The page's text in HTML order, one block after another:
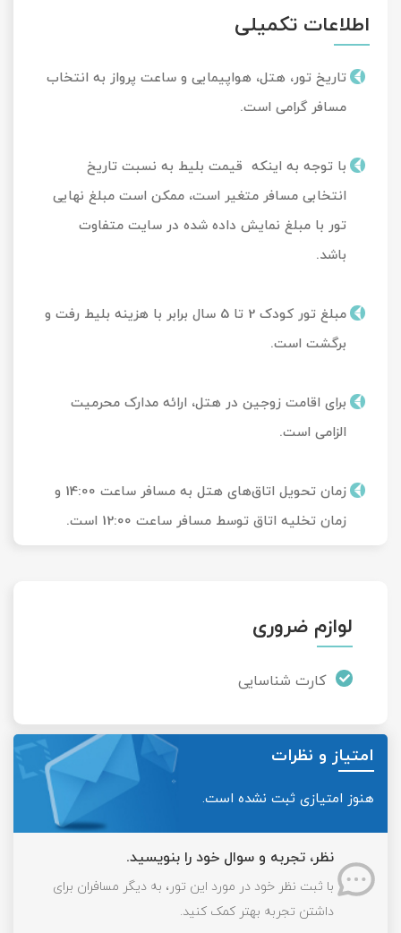
اطلاعات تکمیلی
تاریخ تور، هتل، هواپیمایی و ساعت پرواز به انتخاب
مسافر گرامی است.
با توجه به اینکه قیمت بلیط به نسبت تاریخ
انتخابی مسافر متغیر است، ممکن است مبلغ نهایی
تور با مبلغ نمایش داده شده در سایت متفاوت
باشد.
مبلغ تور کودک 2 تا 5 سال برابر با هزینه بلیط رفت و
برگشت است.
برای اقامت زوجین در هتل، ارائه مدارک محرمیت
الزامی است.
زمان تحویل‌ اتاق‌های هتل به مسافر ساعت 14:00 و
زمان تخلیه اتاق توسط مسافر ساعت 12:00 است.
لوازم ضروری
کارت شناسایی
امتیاز و نظرات
هنوز امتیازی ثبت نشده است.
نظر، تجربه و سوال خود را بنویسید.
با ثبت نظر خود در مورد این تور، به دیگر مسافران برای
داشتن تجربه بهتر کمک کنید.